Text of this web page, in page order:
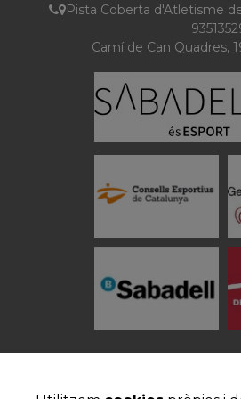
Pista Coberta d'Atletisme
Camí de Can Quadres,